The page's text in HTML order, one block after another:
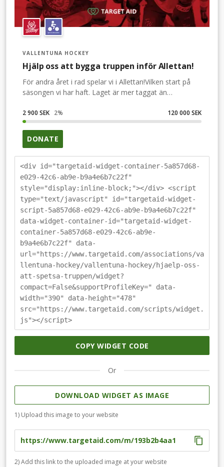
VALLENTUNA HOCKEY
Hjälp oss att bygga truppen inför Allettan!
För andra året i rad spelar vi i Allettan!Vilken start på
säsongen vi har haft. Laget är mer taggat än
säsongen så var känslan att vi kunde göra en riktigt bra
säsong tillsammans. Det har vi visat genom att för
andra året i rad ta oss till Allettan.Men än är vi inte
supporter och eldsjäl till Vallentuna Hockey har
chansen att stötta A-laget på riktigt! Varje bidrag är
värdefullt och gör en stor skillnad för lagets
framgångar i Allettan.Vårt mål är att samla in 120.000
kr som oavkortat kommer att gå till att fortsatt bygga
vår A-lags trupp.För att göra insamlingen ännu roligare
lottar vi ut fina priser vartefter insamlingen når olika
delmål. (Vinnare meddelas per mail)När insamlingen
når 15000 kr lottar vi ut en signerad matchtröjaNär
insamlingen når 20000 kr lottar vi ut ett presentkort i
kafeterian värde 1500 krNär insamlingen når 30000 kr
lottar vi ut ett par Vallentuna CCM handskarNär
insamlingen når 50000 kr lottar vi ut ett säsongskort
25/26 till alla hemmamatcherNär insamlingen når
100000 kr lottar vi ut 2 st CCM klubbor i valfri
modellDin stöttning gör skillnad för Vallentuna Hockey i
Allettan!Stötta insamlingen enkelt med swish eller kort,
företag kan använda faktura.Dela enkelt insamlingen i
dina egna sociala medier för ännu mer support.Följ
och få uppdateringar hur insamlingen går och senaste
2 900 SEK 2% 120 000 SEK
DONATE
<div id="targetaid-widget-container-5a857d68-
e029-42c6-ab9e-b9a4e6b7c22f"
style="display:inline-block;"></div> <script
type="text/javascript" id="targetaid-widget-
script-5a857d68-e029-42c6-ab9e-b9a4e6b7c22f"
data-widget-container-id="targetaid-widget-
container-5a857d68-e029-42c6-ab9e-
b9a4e6b7c22f" data-
url="https://www.targetaid.com/associations/va
llentuna-hockey/vallentuna-hockey/hjaelp-oss-
att-spetsa-truppen/widget?
compact=False&supportProfileKey=" data-
width="390" data-height="478"
src="https://www.targetaid.com/scripts/widget.
js"></script>
COPY WIDGET CODE
Or
DOWNLOAD WIDGET AS IMAGE
1) Upload this image to your website
2) Add this link to the uploaded image at your website